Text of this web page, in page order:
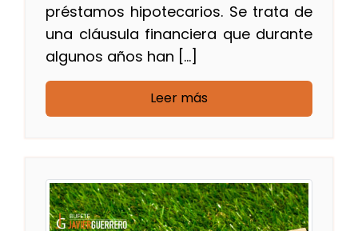
préstamos hipotecarios. Se trata de
una cláusula financiera que durante
algunos años han […]
Leer más